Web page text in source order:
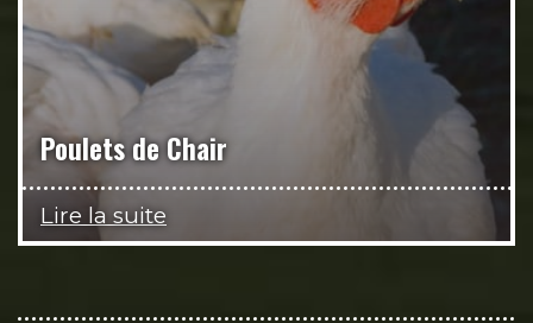
Poulets de Chair
Lire la suite